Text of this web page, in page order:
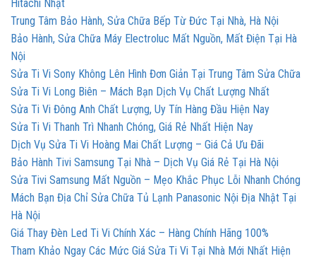
Hitachi Nhật
Trung Tâm Bảo Hành, Sửa Chữa Bếp Từ Đức Tại Nhà, Hà Nội
Bảo Hành, Sửa Chữa Máy Electroluc Mất Nguồn, Mất Điện Tại Hà
Nội
Sửa Ti Vi Sony Không Lên Hình Đơn Giản Tại Trung Tâm Sửa Chữa
Sửa Ti Vi Long Biên – Mách Bạn Dịch Vụ Chất Lượng Nhất
Sửa Ti Vi Đông Anh Chất Lượng, Uy Tín Hàng Đầu Hiện Nay
Sửa Ti Vi Thanh Trì Nhanh Chóng, Giá Rẻ Nhất Hiện Nay
Dịch Vụ Sửa Ti Vi Hoàng Mai Chất Lượng – Giá Cả Ưu Đãi
Bảo Hành Tivi Samsung Tại Nhà – Dịch Vụ Giá Rẻ Tại Hà Nội
Sửa Tivi Samsung Mất Nguồn – Mẹo Khắc Phục Lỗi Nhanh Chóng
Mách Bạn Địa Chỉ Sửa Chữa Tủ Lạnh Panasonic Nội Địa Nhật Tại
Hà Nội
Giá Thay Đèn Led Ti Vi Chính Xác – Hàng Chính Hãng 100%
Tham Khảo Ngay Các Mức Giá Sửa Ti Vi Tại Nhà Mới Nhất Hiện